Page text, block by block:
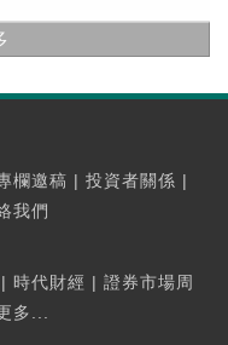
欄邀稿 | 投資者關係 |
我們
| 時代財經 | 證券市場周
多...